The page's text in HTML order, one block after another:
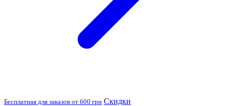
Бесплатная для заказов от 600 грн Скидки